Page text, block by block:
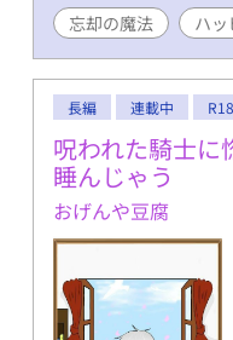
忘却の魔法
ハッ
長編 連載中 R18
呪われた騎士に
睡んじゃう
おげんや豆腐